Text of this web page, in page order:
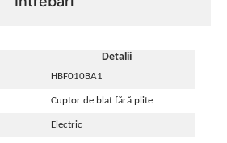
Detalii
HBF010BA1
Cuptor de blat fără plite
Electric